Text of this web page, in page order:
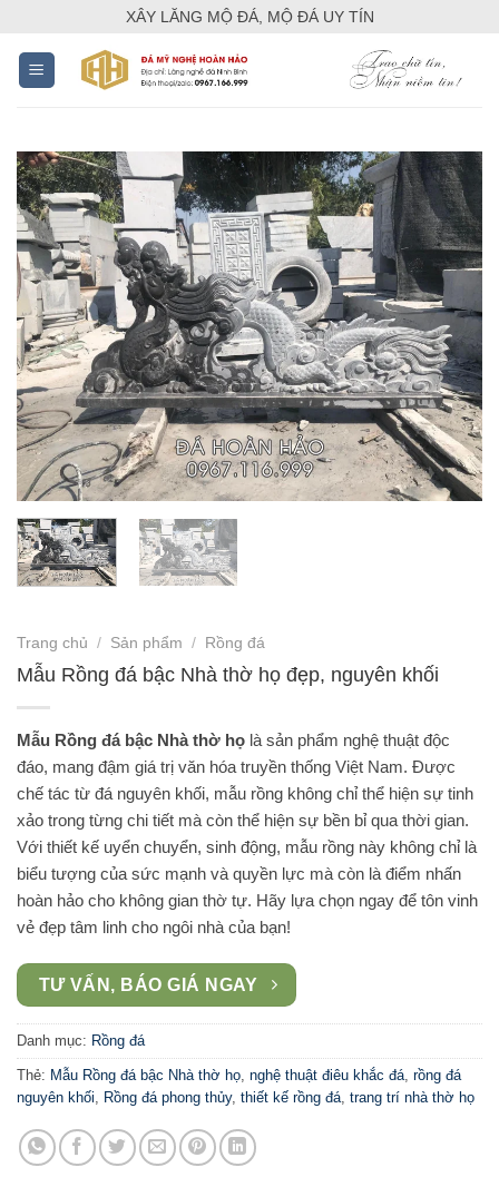
content
XÂY LĂNG MỘ ĐÁ, MỘ ĐÁ UY TÍN
Trang chủ / Sản phẩm / Rồng đá
Mẫu Rồng đá bậc Nhà thờ họ đẹp, nguyên khối
Mẫu Rồng đá bậc Nhà thờ họ là sản phẩm nghệ thuật độc
đáo, mang đậm giá trị văn hóa truyền thống Việt Nam. Được
chế tác từ đá nguyên khối, mẫu rồng không chỉ thể hiện sự tinh
xảo trong từng chi tiết mà còn thể hiện sự bền bỉ qua thời gian.
Với thiết kế uyển chuyển, sinh động, mẫu rồng này không chỉ là
biểu tượng của sức mạnh và quyền lực mà còn là điểm nhấn
hoàn hảo cho không gian thờ tự. Hãy lựa chọn ngay để tôn vinh
vẻ đẹp tâm linh cho ngôi nhà của bạn!
TƯ VẤN, BÁO GIÁ NGAY
Danh mục: Rồng đá
Thẻ: Mẫu Rồng đá bậc Nhà thờ họ, nghệ thuật điêu khắc đá, rồng đá
nguyên khối, Rồng đá phong thủy, thiết kế rồng đá, trang trí nhà thờ họ